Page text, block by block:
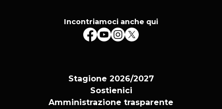
Incontriamoci anche qui
Stagione 2026/2027
Sostienici
Amministrazione trasparente